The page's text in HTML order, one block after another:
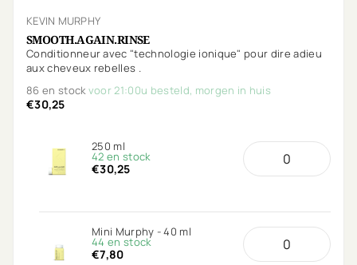
KEVIN MURPHY
SMOOTH.AGAIN.RINSE
Conditionneur avec "technologie ionique" pour dire adieu
aux cheveux rebelles .
86 en stockvoor 21:00u besteld, morgen in huis
€30,25
250 ml
42 en stock
€30,25
Mini Murphy - 40 ml
44 en stock
€7,80